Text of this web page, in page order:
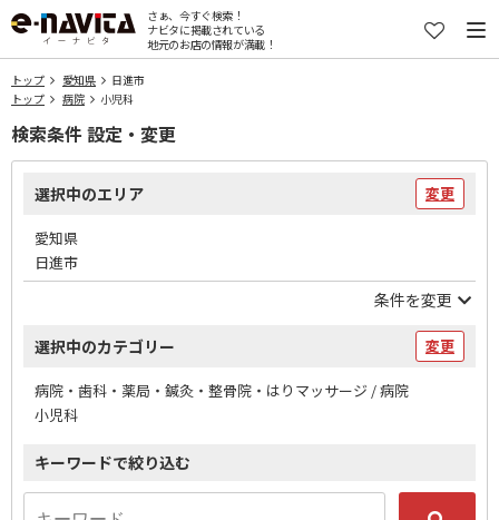
さぁ、今すぐ検索！
ナビタに掲載されている
地元のお店の情報が満載！
トップ 愛知県
日進市
トップ
病院 小児科
検索条件 設定・変更
選択中のエリア 変更
愛知県
日進市
条件を変更
選択中のカテゴリー 変更
病院・歯科・薬局・鍼灸・整骨院・はりマッサージ / 病院
小児科
キーワードで絞り込む